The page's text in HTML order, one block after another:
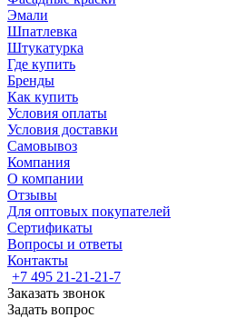
Эмали
Шпатлевка
Штукатурка
Где купить
Бренды
Как купить
Условия оплаты
Условия доставки
Самовывоз
Компания
О компании
Отзывы
Для оптовых покупателей
Сертификаты
Вопросы и ответы
Контакты
+7 495 21-21-21-7
Заказать звонок
Задать вопрос